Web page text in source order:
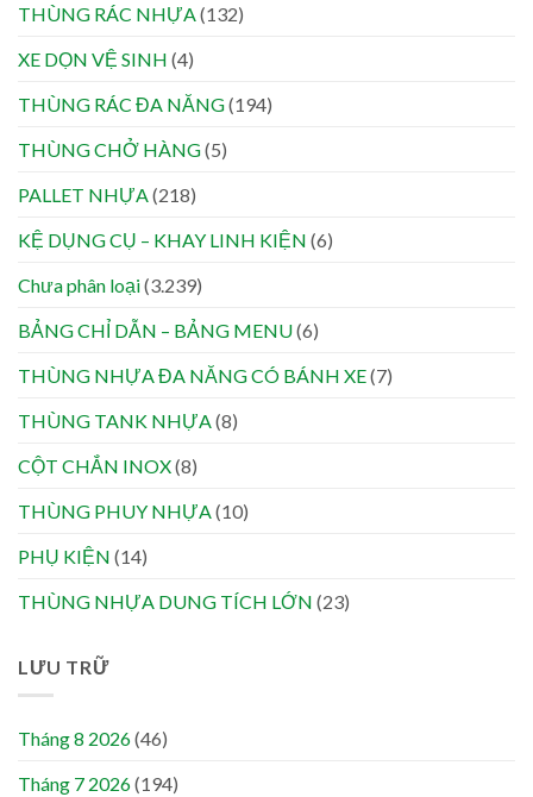
THÙNG RÁC NHỰA(132)
XE DỌN VỆ SINH (4)
THÙNG RÁC ĐA NĂNG(194)
THÙNG CHỞ HÀNG(5)
PALLET NHỰA(218)
KỆ DỤNG CỤ – KHAY LINH KIỆN (6)
Chưa phân loại(3.239)
BẢNG CHỈ DẪN – BẢNG MENU(6)
THÙNG NHỰA ĐA NĂNG CÓ BÁNH XE(7)
THÙNG TANK NHỰA(8)
CỘT CHẮN INOX(8)
THÙNG PHUY NHỰA(10)
PHỤ KIỆN (14)
THÙNG NHỰA DUNG TÍCH LỚN (23)
LƯU TRỮ
Tháng 8 2026(46)
Tháng 7 2026(194)